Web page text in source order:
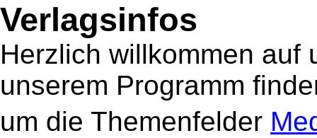
Verlagsinfos
Herzlich willkommen auf
unserem Programm
um die Themenfelder